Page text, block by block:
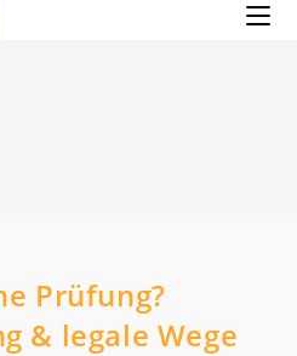
Prüfung?
& legale Wege